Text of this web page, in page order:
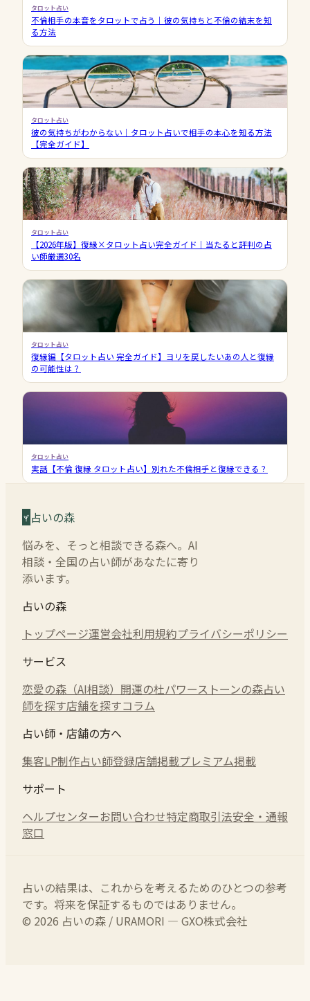
タロット占い
不倫相手の本音をタロットで占う｜彼の気持ちと不倫の結末を知
る方法
タロット占い
彼の気持ちがわからない｜タロット占いで相手の本心を知る方法
【完全ガイド】
タロット占い
【2026年版】復縁×タロット占い完全ガイド｜当たると評判の占
い師厳選30名
タロット占い
復縁編【タロット占い 完全ガイド】ヨリを戻したいあの人と復縁
の可能性は？
タロット占い
実話【不倫 復縁 タロット占い】別れた不倫相手と復縁できる？
占いの森
悩みを、そっと相談できる森へ。AI
相談・全国の占い師があなたに寄り
添います。
占いの森
トップページ運営会社利用規約プライバシーポリシー
サービス
恋愛の森（AI相談） 開運の杜パワーストーンの森占い
師を探す店舗を探すコラム
占い師・店舗の方へ
集客LP制作占い師登録店舗掲載プレミアム掲載
サポート
ヘルプセンターお問い合わせ特定商取引法安全・通報
窓口
占いの結果は、これからを考えるためのひとつの参考
です。将来を保証するものではありません。
© 2026 占いの森 / URAMORI — GXO株式会社